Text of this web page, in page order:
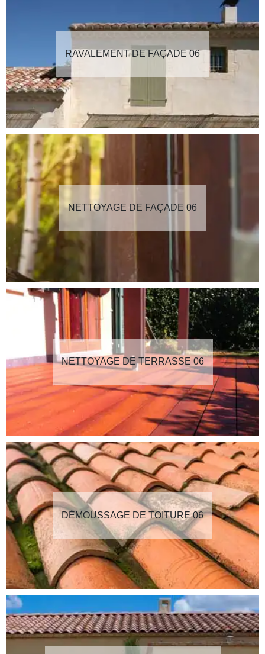
RAVALEMENT DE FAÇADE 06
NETTOYAGE DE FAÇADE 06
NETTOYAGE DE TERRASSE 06
DÉMOUSSAGE DE TOITURE 06